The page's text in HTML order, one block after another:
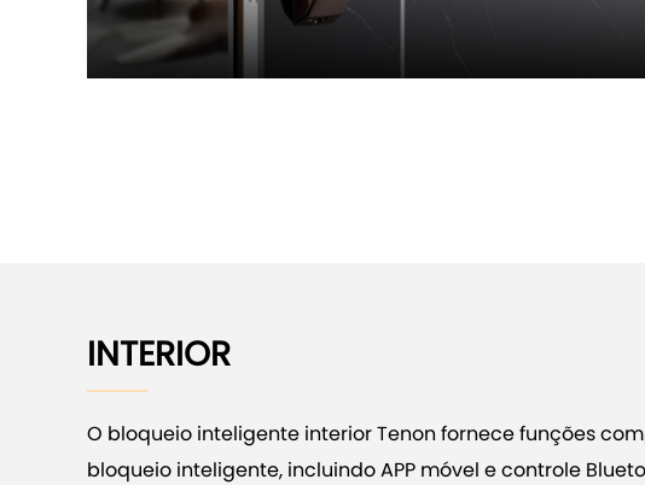
INTERIOR
O bloqueio inteligente interior Tenon fornece funções
bloqueio inteligente, incluindo APP móvel e controle